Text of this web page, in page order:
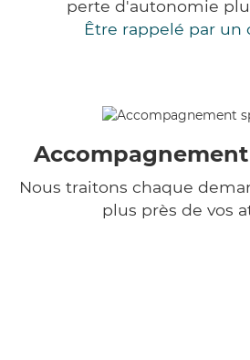
perte d'autonomie
Être rappelé par un
Nous traitons chaque
plus près de vos